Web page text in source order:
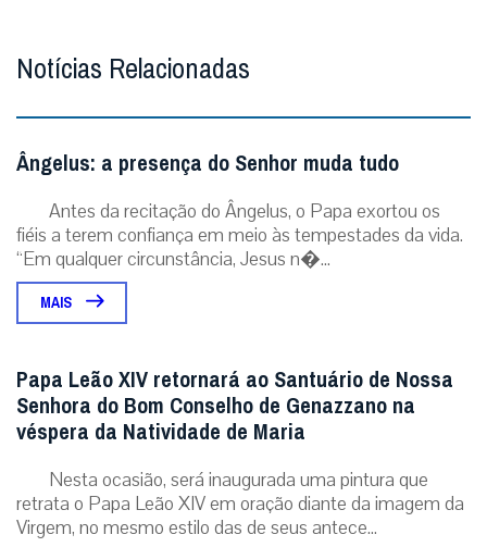
Notícias Relacionadas
Ângelus: a presença do Senhor muda tudo
Antes da recitação do Ângelus, o Papa exortou os
fiéis a terem confiança em meio às tempestades da vida.
“Em qualquer circunstância, Jesus n�...
MAIS
Papa Leão XIV retornará ao Santuário de Nossa
Senhora do Bom Conselho de Genazzano na
véspera da Natividade de Maria
Nesta ocasião, será inaugurada uma pintura que
retrata o Papa Leão XIV em oração diante da imagem da
Virgem, no mesmo estilo das de seus antece...